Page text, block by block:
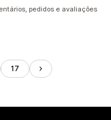
pedidos e avaliações
17